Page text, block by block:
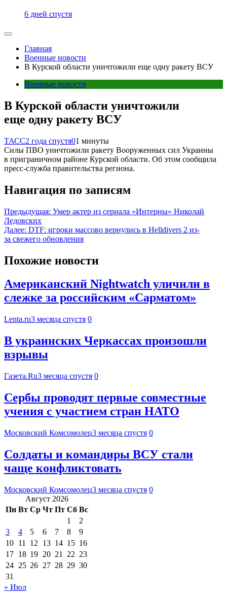
6 дней спустя
Главная
Военные новости
В Курской области уничтожили еще одну ракету ВСУ
Военные новости
В Курской области уничтожили
еще одну ракету ВСУ
ТАСС2 года спустя01 минуты
Силы ПВО уничтожили ракету Вооруженных сил Украины
в приграничном районе Курской области. Об этом сообщила
пресс-служба правительства региона.
Навигация по записям
Предыдущая: Умер актер из сериала «Интерны» Николай
Ледовских
Далее: DTF: игроки массово вернулись в Helldivers 2 из-
за свежего обновления
Похожие новости
Американский Nightwatch уличили в
слежке за российским «Сарматом»
Lenta.ru3 месяца спустя 0
В украинских Черкассах произошли
взрывы
Газета.Ru3 месяца спустя 0
Сербы проводят первые совместные
учения с участием стран НАТО
Московский Комсомолец3 месяца спустя 0
Солдаты и командиры ВСУ стали
чаще конфликтовать
Московский Комсомолец3 месяца спустя 0
Август 2026
Пн Вт Ср Чт Пт Сб Вс
1
2
3
4 5 6 7 8
9
10 11 12 13 14 15 16
17 18 19 20 21 22 23
24 25 26 27 28 29 30
31
« Июл